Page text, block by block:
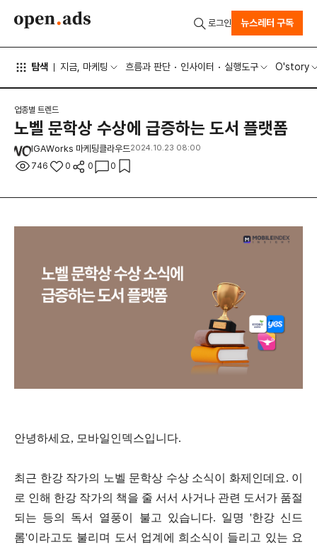
탐색 지금, 마케팅 흐름과 판단 인사이터 실행도구 O'story
로그인 뉴스레터 구독
업종별 트렌드
노벨 문학상 수상에 급증하는 도서 플랫폼
IGAWorks 마케팅클라우드2024.10.23 08:00
746 0 0 0
안녕하세요, 모바일인덱스입니다.
최근 한강 작가의 노벨 문학상 수상 소식이 화제인데요. 이
로 인해 한강 작가의 책을 줄 서서 사거나 관련 도서가 품절
되는 등의 독서 열풍이 불고 있습니다. 일명 '한강 신드
롬'이라고도 불리며 도서 업계에 희소식이 들리고 있는 요